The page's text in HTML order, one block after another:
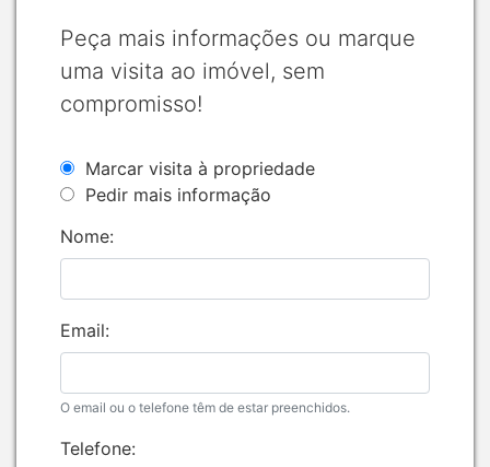
Peça mais informações ou marque
uma visita ao imóvel, sem
compromisso!
Marcar visita à propriedade
Pedir mais informação
Nome:
Email:
O email ou o telefone têm de estar preenchidos.
Telefone: